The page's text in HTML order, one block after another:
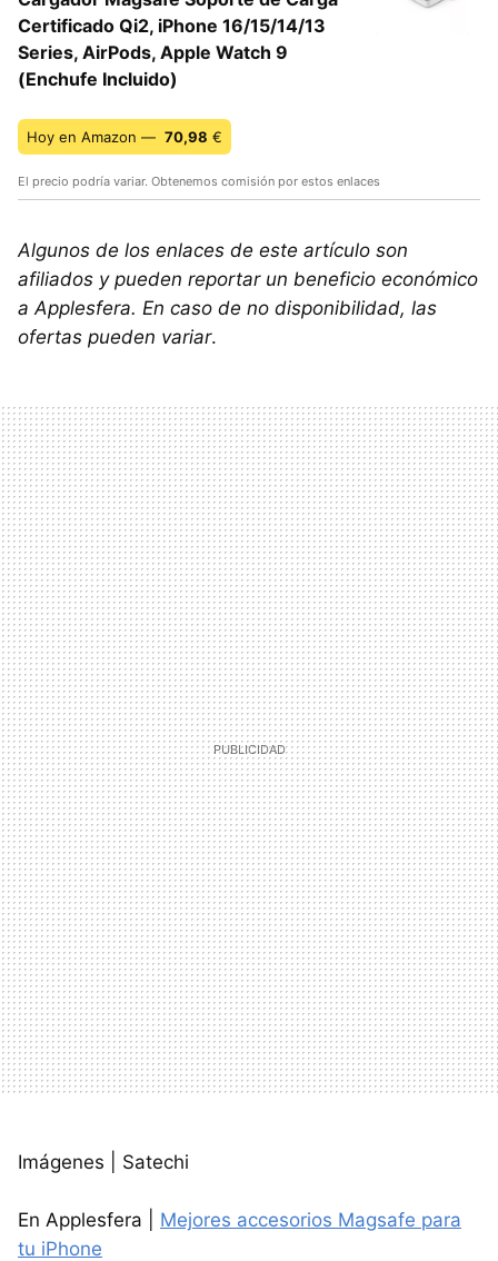
Certificado Qi2, iPhone 16/15/14/13
Series, AirPods, Apple Watch 9
(Enchufe Incluido)
Hoy en Amazon — 70,98 €
El precio podría variar. Obtenemos comisión por estos enlaces
Algunos de los enlaces de este artículo son
afiliados y pueden reportar un beneficio económico
a Applesfera. En caso de no disponibilidad, las
ofertas pueden variar.
Imágenes | Satechi
En Applesfera | Mejores accesorios Magsafe para
tu iPhone